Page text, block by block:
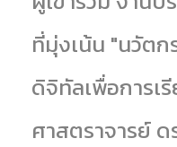
ที่มุ่งเน้น "นวัตก
ดิจิทัลเพื่อการเ
ศาสตราจารย์